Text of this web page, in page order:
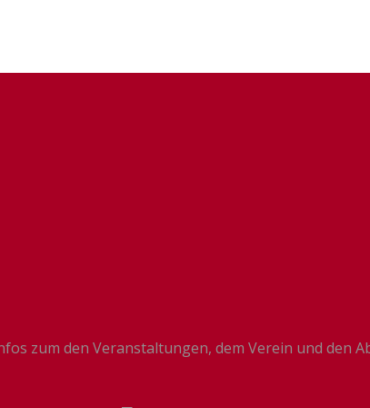
zum den Veranstaltungen, dem Verein und den